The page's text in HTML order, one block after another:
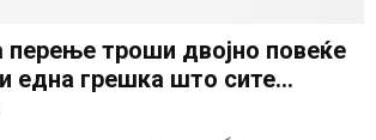
троши двојно повеќе
една грешка што сите...